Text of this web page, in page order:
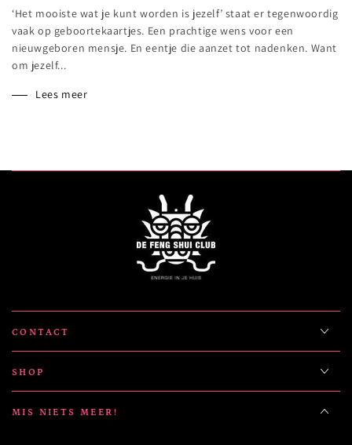
‘Het mooiste wat je kunt worden is jezelf’ staat er tegenwoordig
vaak op geboortekaartjes. Een prachtige wens voor een
nieuwgeboren mensje. En eentje die aanzet tot nadenken. Want
om jezelf...
Lees meer
CONTACT
SHOP
MIS NIETS MEER!